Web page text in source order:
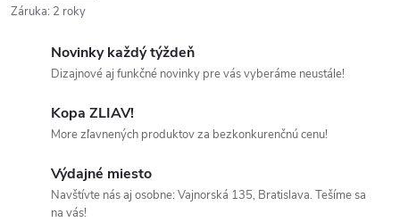
Záruka: 2 roky
Novinky každý týždeň
Dizajnové aj funkčné novinky pre vás vyberáme neustále!
Kopa ZLIAV!
More zľavnených produktov za bezkonkurenčnú cenu!
Výdajné miesto
Navštívte nás aj osobne: Vajnorská 135, Bratislava. Tešíme sa
na vás!